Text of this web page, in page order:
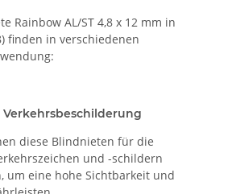
Rainbow AL/ST 4,8 x 12 mm in
finden in verschiedenen
Verkehrsbeschilderung
diese Blindnieten für die
und -schildern
um eine hohe Sichtbarkeit und